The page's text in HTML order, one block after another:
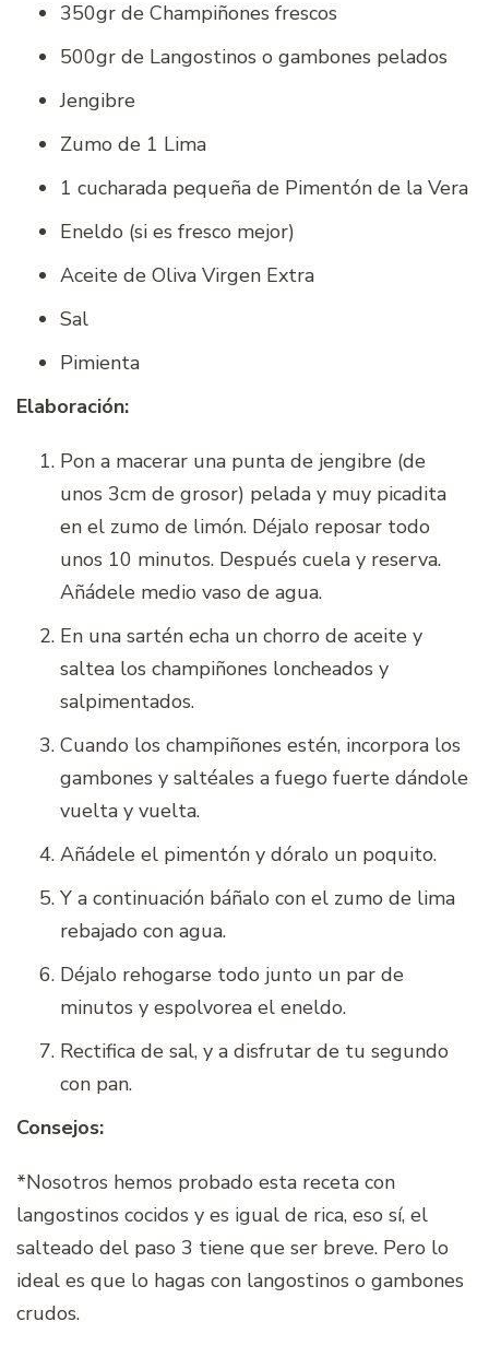
350gr de Champiñones frescos
500gr de Langostinos o gambones pelados
Jengibre
Zumo de 1 Lima
1 cucharada pequeña de Pimentón de la Vera
Eneldo (si es fresco mejor)
Aceite de Oliva Virgen Extra
Sal
Pimienta
Elaboración:
Pon a macerar una punta de jengibre (de
unos 3cm de grosor) pelada y muy picadita
en el zumo de limón. Déjalo reposar todo
unos 10 minutos. Después cuela y reserva.
Añádele medio vaso de agua.
En una sartén echa un chorro de aceite y
saltea los champiñones loncheados y
salpimentados.
Cuando los champiñones estén, incorpora los
gambones y saltéales a fuego fuerte dándole
vuelta y vuelta.
Añádele el pimentón y dóralo un poquito.
Y a continuación báñalo con el zumo de lima
rebajado con agua.
Déjalo rehogarse todo junto un par de
minutos y espolvorea el eneldo.
Rectifica de sal, y a disfrutar de tu segundo
con pan.
Consejos:
*Nosotros hemos probado esta receta con
langostinos cocidos y es igual de rica, eso sí, el
salteado del paso 3 tiene que ser breve. Pero lo
ideal es que lo hagas con langostinos o gambones
crudos.